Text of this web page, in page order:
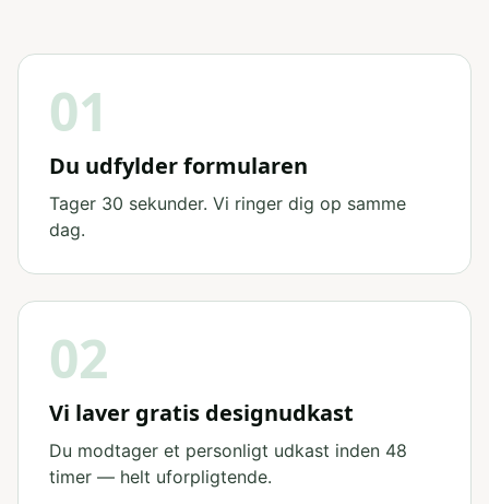
01
Du udfylder formularen
Tager 30 sekunder. Vi ringer dig op samme
dag.
02
Vi laver gratis designudkast
Du modtager et personligt udkast inden 48
timer — helt uforpligtende.